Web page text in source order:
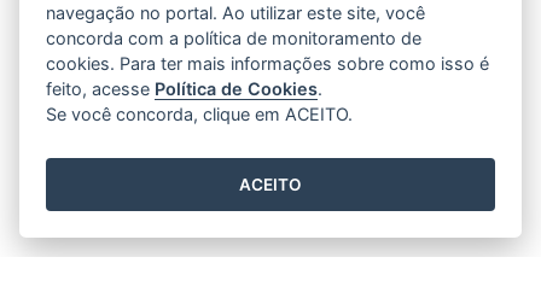
navegação no portal. Ao utilizar este site, você
concorda com a política de monitoramento de
cookies. Para ter mais informações sobre como isso é
feito, acesse Política de Cookies.
Se você concorda, clique em ACEITO.
ACEITO